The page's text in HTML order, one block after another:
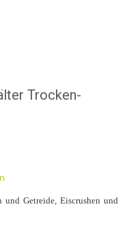
Trocken-
Getreide, Eiscrushen und